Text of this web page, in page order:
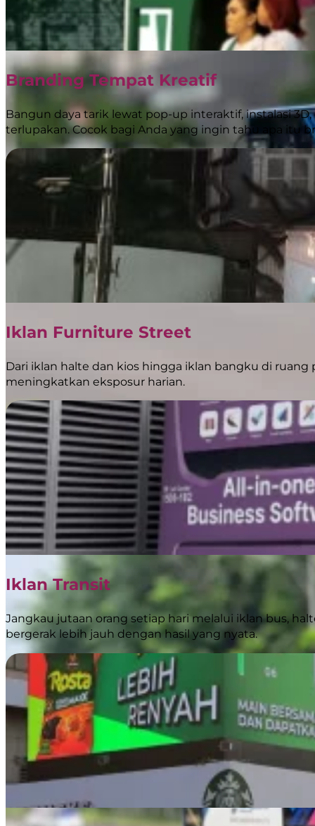
April 28, 2026
BoostAD: BRI Bawa Kemudahan QRIS Tap ke
BoostAD dipercaya oleh Bank Rakyat Indonesia (BRI) untuk
Branding Tempat Kreatif
Bangun daya tarik lewat pop-up interaktif, instalasi
terlupakan. Cocok bagi Anda yang ingin tahu apa itu
Iklan Furniture Street
Dari iklan halte dan kios hingga iklan bangku di
meningkatkan eksposur harian.
Iklan Transit
Jangkau jutaan orang setiap hari melalui iklan bus,
bergerak lebih jauh dengan hasil yang nyata.